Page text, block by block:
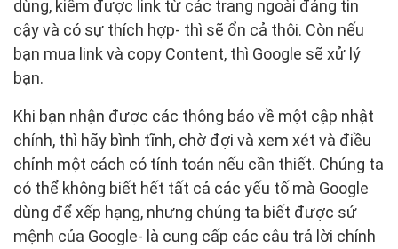
dùng, kiếm được link từ các trang ngoài đáng tin
cậy và có sự thích hợp- thì sẽ ổn cả thôi. Còn nếu
bạn mua link và copy Content, thì Google sẽ xử lý
bạn.
Khi bạn nhận được các thông báo về một cập nhật
chính, thì hãy bình tĩnh, chờ đợi và xem xét và điều
chỉnh một cách có tính toán nếu cần thiết. Chúng ta
có thể không biết hết tất cả các yếu tố mà Google
dùng để xếp hạng, nhưng chúng ta biết được sứ
mệnh của Google- là cung cấp các câu trả lời chính